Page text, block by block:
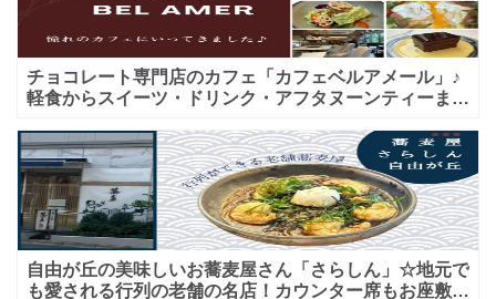
３
F
に
あ
り
ま
す
が、
こ
チョコレート専門店のカフェ「カフェベルアメール」♪
軽食からスイーツ・ドリンク・アフタヌーンティーまで
自由が丘の美味しいお蕎麦屋さん「さらしん」☆地元で
も愛される行列の老舗の名店！カウンター席もお座敷も